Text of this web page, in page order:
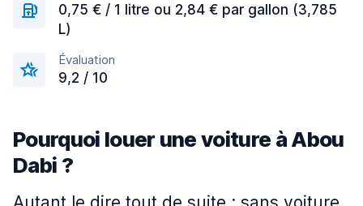
0,75 € / 1 litre ou 2,84 € par gallon (3,785
L)
Évaluation
9,2 / 10
Pourquoi louer une voiture à Abou
Dabi ?